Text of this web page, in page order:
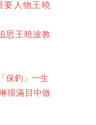
要人物王曉
思王曉波教
保釣」一生
琅滿目中做